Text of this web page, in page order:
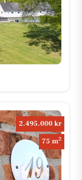
2.495.000 kr
75 m2